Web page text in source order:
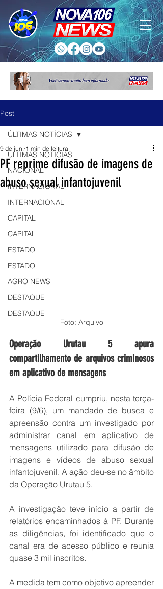
Post
ÚLTIMAS NOTÍCIAS
NACIONAL
INTERNACIONAL
INTERNACIONAL
CAPITAL
CAPITAL
ESTADO
ESTADO
AGRO NEWS
DESTAQUE
DESTAQUE
ÚLTIMAS NOTÍCIAS
PF reprime difusão de imagens de
abuso sexual infantojuvenil
9 de jun. 1 min de leitura
Foto: Arquivo
Operação Urutau 5 apura
compartilhamento de arquivos criminosos
em aplicativo de mensagens
A Polícia Federal cumpriu, nesta terça-
feira (9/6), um mandado de busca e
apreensão contra um investigado por
administrar canal em aplicativo de
mensagens utilizado para difusão de
imagens e vídeos de abuso sexual
infantojuvenil. A ação deu-se no âmbito
da Operação Urutau 5.
A investigação teve início a partir de
relatórios encaminhados à PF. Durante
as diligências, foi identificado que o
canal era de acesso público e reunia
quase 3 mil inscritos.
A medida tem como objetivo apreender